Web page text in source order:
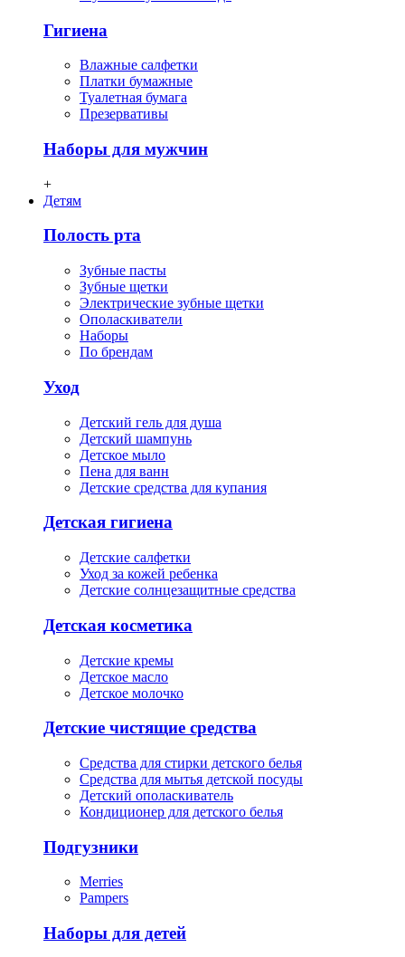
Гигиена
Влажные салфетки
Платки бумажные
Туалетная бумага
Презервативы
Наборы для мужчин
+
Детям
Полость рта
Зубные пасты
Зубные щетки
Электрические зубные щетки
Ополаскиватели
Наборы
По брендам
Уход
Детский гель для душа
Детский шампунь
Детское мыло
Пена для ванн
Детские средства для купания
Детская гигиена
Детские салфетки
Уход за кожей ребенка
Детские солнцезащитные средства
Детская косметика
Детские кремы
Детское масло
Детское молочко
Детские чистящие средства
Средства для стирки детского белья
Средства для мытья детской посуды
Детский ополаскиватель
Кондиционер для детского белья
Подгузники
Merries
Pampers
Наборы для детей